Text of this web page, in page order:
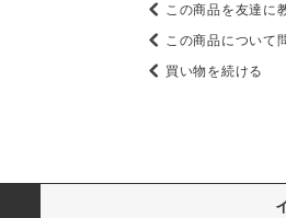
この商品を友達に
この商品について
買い物を続ける